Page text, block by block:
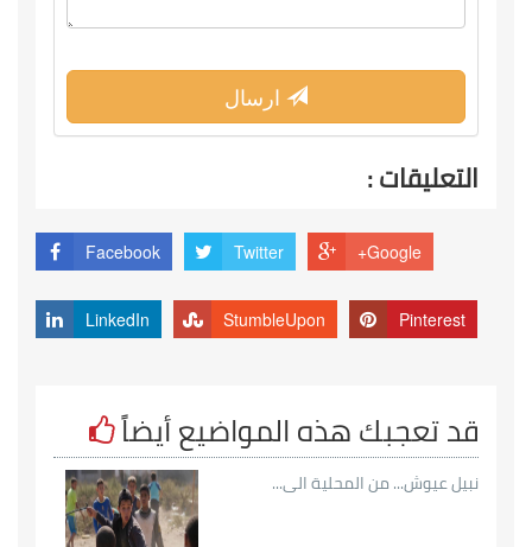
ارسال
التعليقات :
Facebook Twitter Google+
LinkedIn StumbleUpon Pinterest
قد تعجبك هذه المواضيع أيضاً
نبيل عيوش... من المحلية الى...